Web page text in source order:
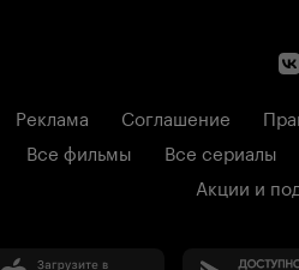
Реклама Соглашение
Все фильмы
Все сериалы
Акции и